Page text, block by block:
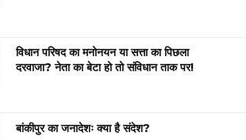
विधान परिषद का मनोनयन या सत्ता का पिछला
दरवाजा? नेता का बेटा हो तो संविधान ताक पर!
बांकीपुर का जनादेशः क्या है संदेश?